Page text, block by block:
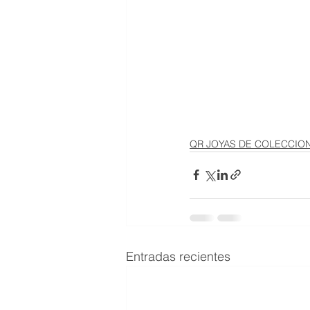
QR JOYAS DE
Entradas recientes